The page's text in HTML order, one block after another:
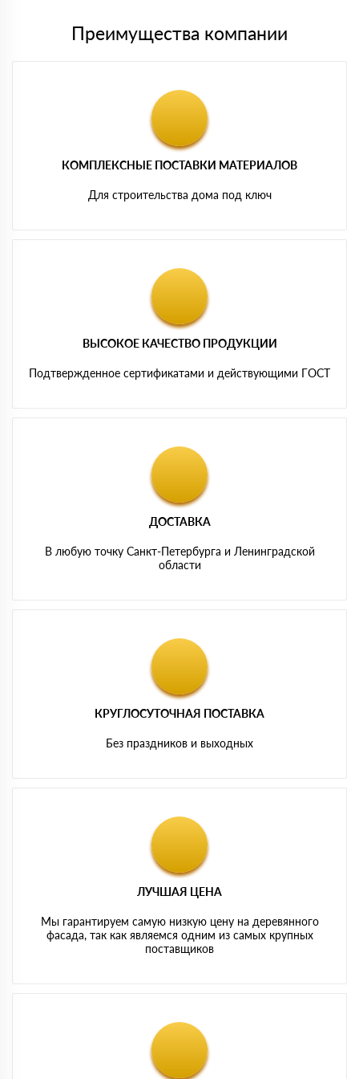
Преимущества компании
КОМПЛЕКСНЫЕ ПОСТАВКИ МАТЕРИАЛОВ
Для строительства дома под ключ
ВЫСОКОЕ КАЧЕСТВО ПРОДУКЦИИ
Подтвержденное сертификатами и действующими ГОСТ
ДОСТАВКА
В любую точку Санкт-Петербурга и Ленинградской
области
КРУГЛОСУТОЧНАЯ ПОСТАВКА
Без праздников и выходных
ЛУЧШАЯ ЦЕНА
Мы гарантируем самую низкую цену на деревянного
фасада, так как являемся одним из самых крупных
поставщиков